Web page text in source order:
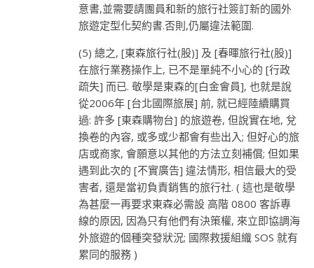
意書,並需要請團員和新的旅行社簽訂新的國外
旅遊定型化契約書.否則,仍屬違法範圍.
(5) 總之, [東森旅行社(股)] 及 [春暉旅行社(股)]
在旅行業務操作上, 已不是單純不小心的 [行政
疏失] 而已. 敬學是東森的[白金會員], 也就是說
從2006年 [台北國際旅展] 前, 就已經陸續購買
過: 許多 [東森購物台] 的旅遊卷, 但說實在地, 兌
換卷的內容, 或多或少都會有些出入; 但好心的旅
店或商家, 會願意以其他的方法立刻補償; 但如果
遇到此次的 [不實廣告] 違法情形, 相信最大的受
害者, 還是當初負責銷售的旅行社. ( 這也是敬學
為甚麼一再要求東森必需設 高階 0800 客訴專
線的原因, 因為只有他們有決策權, 來立即協調海
外旅遊的個種突發狀況; 國際救援組織 SOS 就有
累同的服務 )